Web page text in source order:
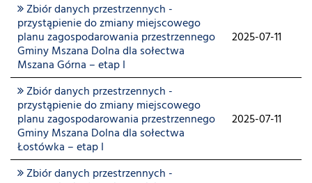
Zbiór danych przestrzennych -
przystąpienie do zmiany miejscowego
planu zagospodarowania przestrzennego
Gminy Mszana Dolna dla sołectwa
Mszana Górna – etap I
2025-07-11
Zbiór danych przestrzennych -
przystąpienie do zmiany miejscowego
planu zagospodarowania przestrzennego
Gminy Mszana Dolna dla sołectwa
Łostówka – etap I
2025-07-11
Zbiór danych przestrzennych -